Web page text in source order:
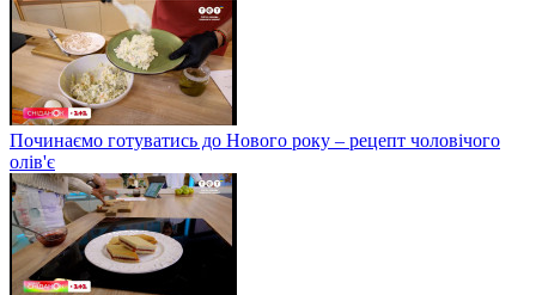
Починаємо готуватись до Нового року – рецепт чоловічого
олів'є